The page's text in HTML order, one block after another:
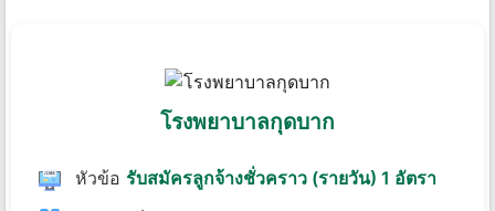
โรงพยาบาลกุดบาก
หัวข้อ รับสมัครลูกจ้างชั่วคราว (รายวัน) 1 อัตรา